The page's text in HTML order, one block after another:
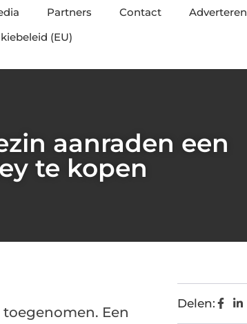
Partners Contact
Adverteren
(EU)
aanraden een
te kopen
Een
Delen: